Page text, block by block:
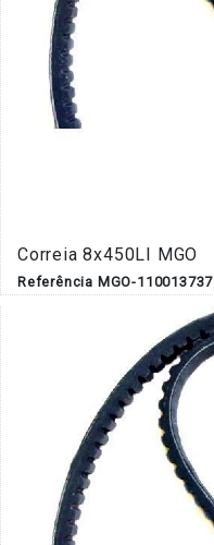
Correia 8x450LI MGO
Referência MGO-110013737